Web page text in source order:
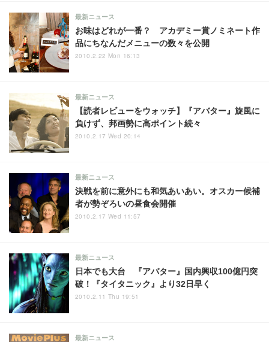
お味はどれが一番？ アカデミー賞ノミネート作
品にちなんだメニューの数々を公開
最新ニュース
2010.2.22 Mon 16:13
【読者レビューをウォッチ】『アバター』旋風に
負けず、邦画勢に高ポイント続々
最新ニュース
2010.2.17 Wed 20:14
決戦を前に意外にも和気あいあい。オスカー候補
者が勢ぞろいの昼食会開催
最新ニュース
2010.2.17 Wed 11:57
日本でも大台 『アバター』国内興収100億円突
破！『タイタニック』より32日早く
最新ニュース
2010.2.11 Thu 19:51
最新ニュース